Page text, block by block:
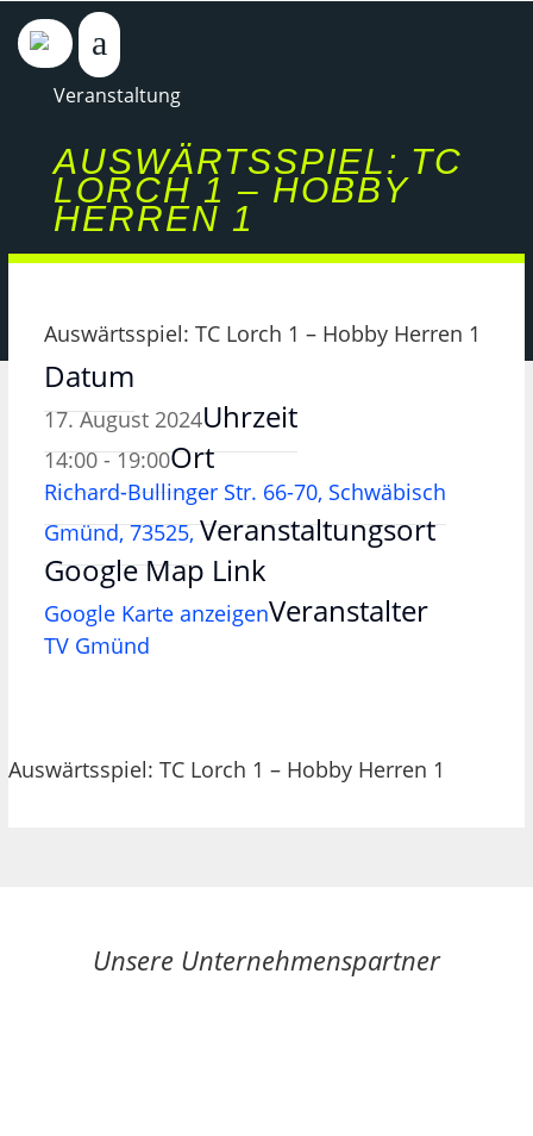
Veranstaltung
AUSWÄRTSSPIEL: TC
LORCH 1 – HOBBY
HERREN 1
Auswärtsspiel: TC Lorch 1 – Hobby Herren 1
Datum
17. August 2024Uhrzeit
14:00 - 19:00Ort
Richard-Bullinger Str. 66-70, Schwäbisch
Gmünd, 73525,Veranstaltungsort
Google Map Link
Google Karte anzeigenVeranstalter
TV Gmünd
Auswärtsspiel: TC Lorch 1 – Hobby Herren 1
Unsere Unternehmenspartner